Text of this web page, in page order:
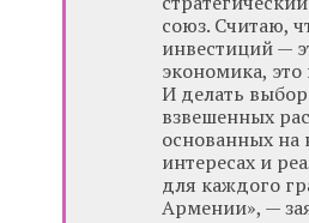
союз. Считаю,
инвестиций —
экономика,
И делать
взвешенных
основанных на
интересах и
для каждого
Армении», —